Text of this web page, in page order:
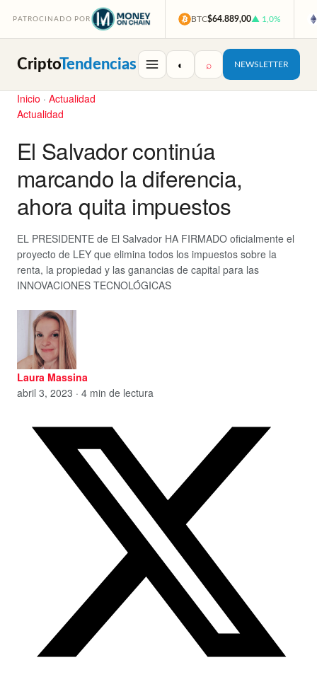
PATROCINADO POR BTC$64.889,00▲ 1,0%
CriptoTendencias ◐ ⌕ NEWSLETTER
Inicio · Actualidad
Actualidad
El Salvador continúa
marcando la diferencia,
ahora quita impuestos
EL PRESIDENTE de El Salvador HA FIRMADO oficialmente el
proyecto de LEY que elimina todos los impuestos sobre la
renta, la propiedad y las ganancias de capital para las
INNOVACIONES TECNOLÓGICAS
Laura Massina
abril 3, 2023 · 4 min de lectura